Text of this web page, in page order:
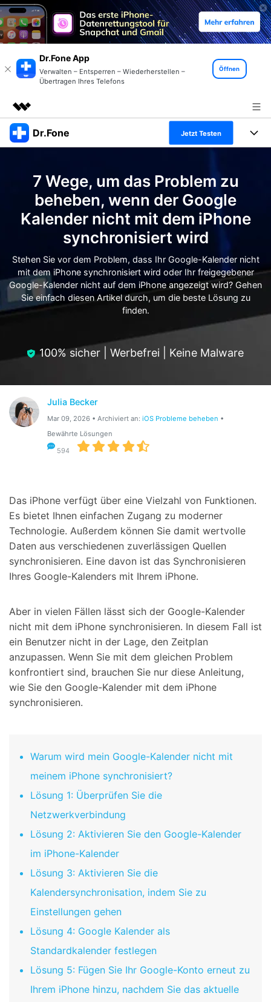
Dr.Fone App
Verwalten – Entsperren – Wiederherstellen –
Übertragen Ihres Telefons
Öffnen
Top-Produkte
Dienstprogramme
Überblick
Lösungen
Über uns
Presseraum
Shop
Support
Dr.Fone Jetzt Testen
Alles-in-einem-Toolkit
Weitere Tools und Apps
Full Toolkit anzeigen >
Lösungen
Entdecken Sie weitere Dr.Fone-Lösungen
Lernen und Unterstützung
Hilfe und Unterstützung erhalten
Android 16 FRP-Umgehung
DOWNLOAD Anmelden
7 Wege, um das Problem zu
beheben, wenn der Google
Kalender nicht mit dem iPhone
synchronisiert wird
Stehen Sie vor dem Problem, dass Ihr Google-Kalender nicht
mit dem iPhone synchronisiert wird oder Ihr freigegebener
Google-Kalender nicht auf dem iPhone angezeigt wird? Gehen
Sie einfach diesen Artikel durch, um die beste Lösung zu
finden.
100% sicher | Werbefrei | Keine Malware
Julia Becker
Mar 09, 2026 • Archiviert an: iOS Probleme beheben •
Bewährte Lösungen
594
Das iPhone verfügt über eine Vielzahl von Funktionen.
Es bietet Ihnen einfachen Zugang zu moderner
Technologie. Außerdem können Sie damit wertvolle
Daten aus verschiedenen zuverlässigen Quellen
synchronisieren. Eine davon ist das Synchronisieren
Ihres Google-Kalenders mit Ihrem iPhone.
Aber in vielen Fällen lässt sich der Google-Kalender
nicht mit dem iPhone synchronisieren. In diesem Fall ist
ein Benutzer nicht in der Lage, den Zeitplan
anzupassen. Wenn Sie mit dem gleichen Problem
konfrontiert sind, brauchen Sie nur diese Anleitung,
wie Sie den Google-Kalender mit dem iPhone
synchronisieren.
Warum wird mein Google-Kalender nicht mit
meinem iPhone synchronisiert?
Lösung 1: Überprüfen Sie die
Netzwerkverbindung
Lösung 2: Aktivieren Sie den Google-Kalender
im iPhone-Kalender
Lösung 3: Aktivieren Sie die
Kalendersynchronisation, indem Sie zu
Einstellungen gehen
Lösung 4: Google Kalender als
Standardkalender festlegen
Lösung 5: Fügen Sie Ihr Google-Konto erneut zu
Ihrem iPhone hinzu, nachdem Sie das aktuelle